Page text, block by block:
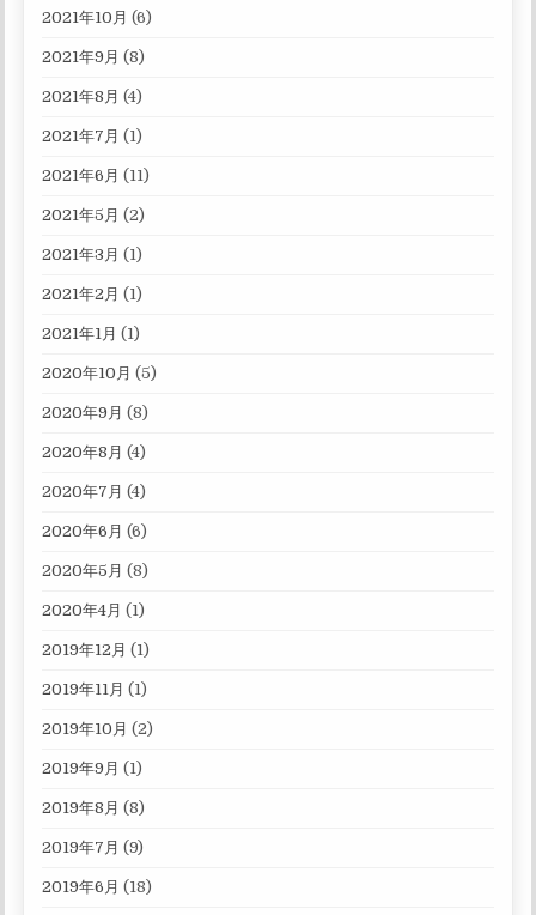
2021年10月 (6)
2021年9月 (8)
2021年8月 (4)
2021年7月 (1)
2021年6月 (11)
2021年5月 (2)
2021年3月 (1)
2021年2月 (1)
2021年1月 (1)
2020年10月 (5)
2020年9月 (8)
2020年8月 (4)
2020年7月 (4)
2020年6月 (6)
2020年5月 (8)
2020年4月 (1)
2019年12月 (1)
2019年11月 (1)
2019年10月 (2)
2019年9月 (1)
2019年8月 (8)
2019年7月 (9)
2019年6月 (18)